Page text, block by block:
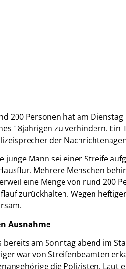
200 Personen hat am
18jährigen zu verhindern. Ein
der
junge Mann sei einer Streife
Mehrere Menschen
eine Menge von rund 200
zurückhalten. Wegen
Ausnahme
bereits am Sonntag abend im
war von Streifenbeamten
die Polizisten. Laut